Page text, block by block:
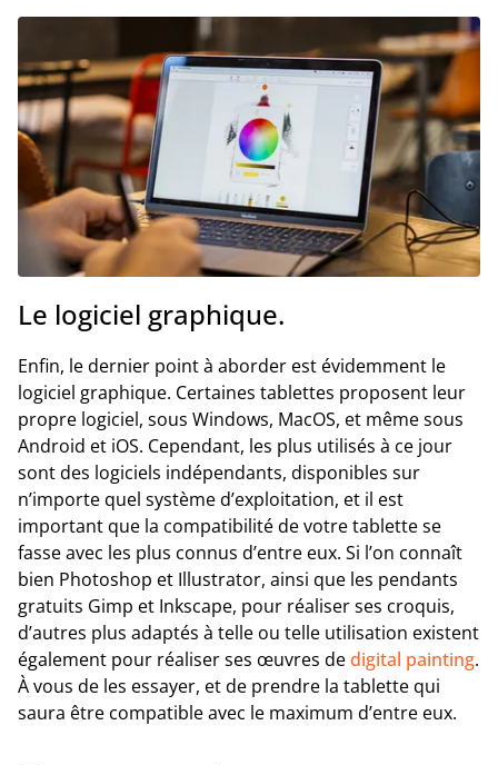
Le logiciel graphique.
Enfin, le dernier point à aborder est évidemment le
logiciel graphique. Certaines tablettes proposent leur
propre logiciel, sous Windows, MacOS, et même sous
Android et iOS. Cependant, les plus utilisés à ce jour
sont des logiciels indépendants, disponibles sur
n’importe quel système d’exploitation, et il est
important que la compatibilité de votre tablette se
fasse avec les plus connus d’entre eux. Si l’on connaît
bien Photoshop et Illustrator, ainsi que les pendants
gratuits Gimp et Inkscape, pour réaliser ses croquis,
d’autres plus adaptés à telle ou telle utilisation existent
également pour réaliser ses œuvres dedigital painting.
À vous de les essayer, et de prendre la tablette qui
saura être compatible avec le maximum d’entre eux.